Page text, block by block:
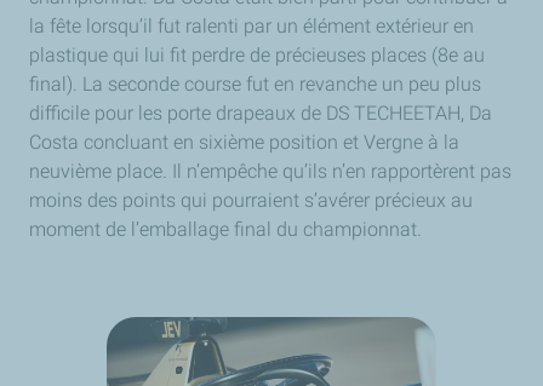
la fête lorsqu’il fut ralenti par un élément extérieur en
plastique qui lui fit perdre de précieuses places (8e au
final). La seconde course fut en revanche un peu plus
difficile pour les porte drapeaux de DS TECHEETAH, Da
Costa concluant en sixième position et Vergne à la
neuvième place. Il n’empêche qu’ils n’en rapportèrent pas
moins des points qui pourraient s’avérer précieux au
moment de l’emballage final du championnat.